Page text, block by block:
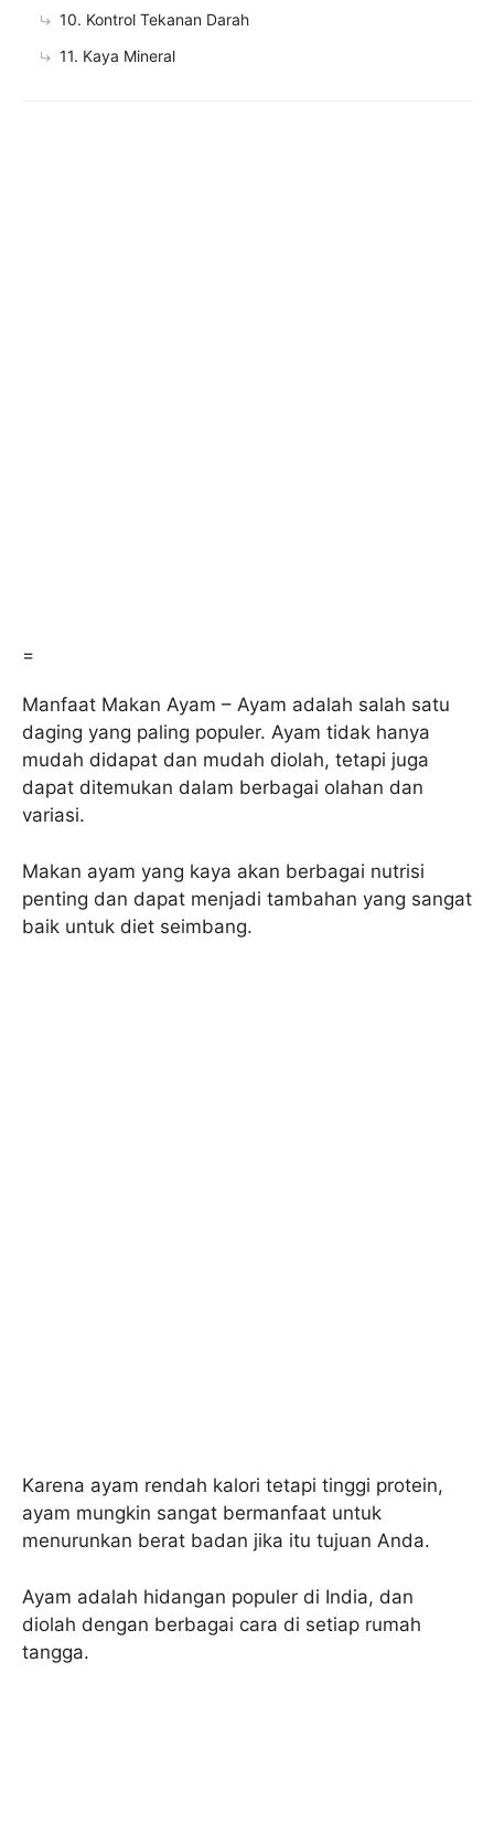
=
Manfaat Makan Ayam – Ayam adalah salah satu
daging yang paling populer. Ayam tidak hanya
mudah didapat dan mudah diolah, tetapi juga
dapat ditemukan dalam berbagai olahan dan
variasi.
Makan ayam yang kaya akan berbagai nutrisi
penting dan dapat menjadi tambahan yang sangat
baik untuk diet seimbang.
Karena ayam rendah kalori tetapi tinggi protein,
ayam mungkin sangat bermanfaat untuk
menurunkan berat badan jika itu tujuan Anda.
Ayam adalah hidangan populer di India, dan
diolah dengan berbagai cara di setiap rumah
tangga.
10. Kontrol Tekanan Darah
11. Kaya Mineral